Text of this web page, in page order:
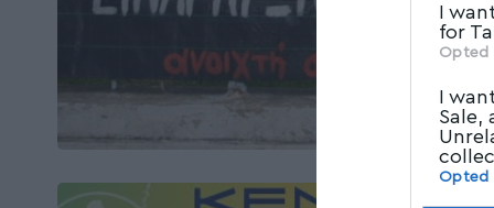
I
for
Opted
I
Sale,
Opted